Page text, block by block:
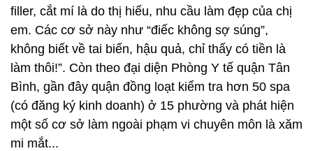
filler, cắt mí là do thị hiếu, nhu cầu làm đẹp của chị
em. Các cơ sở này như “điếc không sợ súng”,
không biết về tai biến, hậu quả, chỉ thấy có tiền là
làm thôi!”. Còn theo đại diện Phòng Y tế quận Tân
Bình, gần đây quận đồng loạt kiểm tra hơn 50 spa
(có đăng ký kinh doanh) ở 15 phường và phát hiện
một số cơ sở làm ngoài phạm vi chuyên môn là xăm
mi mắt...